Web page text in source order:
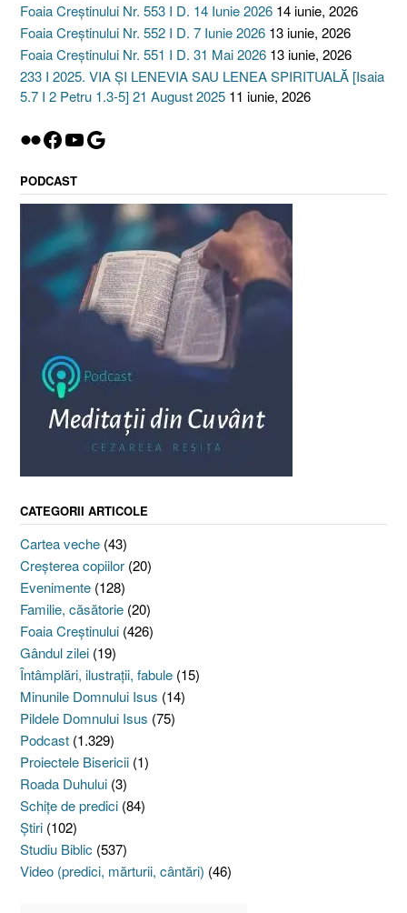
Foaia Creștinului Nr. 553 I D. 14 Iunie 2026 14 iunie, 2026
Foaia Creștinului Nr. 552 I D. 7 Iunie 2026 13 iunie, 2026
Foaia Creștinului Nr. 551 I D. 31 Mai 2026 13 iunie, 2026
233 I 2025. VIA ȘI LENEVIA SAU LENEA SPIRITUALĂ [Isaia
5.7 I 2 Petru 1.3-5] 21 August 2025 11 iunie, 2026
Flickr
Facebook
YouTube
Google
PODCAST
CATEGORII ARTICOLE
Cartea veche (43)
Creşterea copiilor (20)
Evenimente (128)
Familie, căsătorie (20)
Foaia Creştinului (426)
Gândul zilei (19)
Întâmplări, ilustraţii, fabule (15)
Minunile Domnului Isus (14)
Pildele Domnului Isus (75)
Podcast (1.329)
Proiectele Bisericii (1)
Roada Duhului (3)
Schiţe de predici (84)
Ştiri (102)
Studiu Biblic (537)
Video (predici, mărturii, cântări) (46)